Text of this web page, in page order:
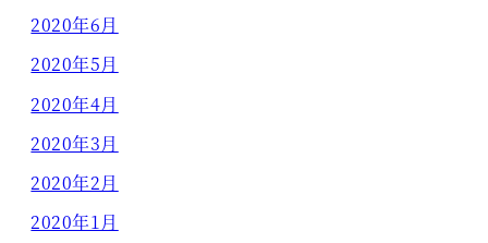
2020年6月
2020年5月
2020年4月
2020年3月
2020年2月
2020年1月